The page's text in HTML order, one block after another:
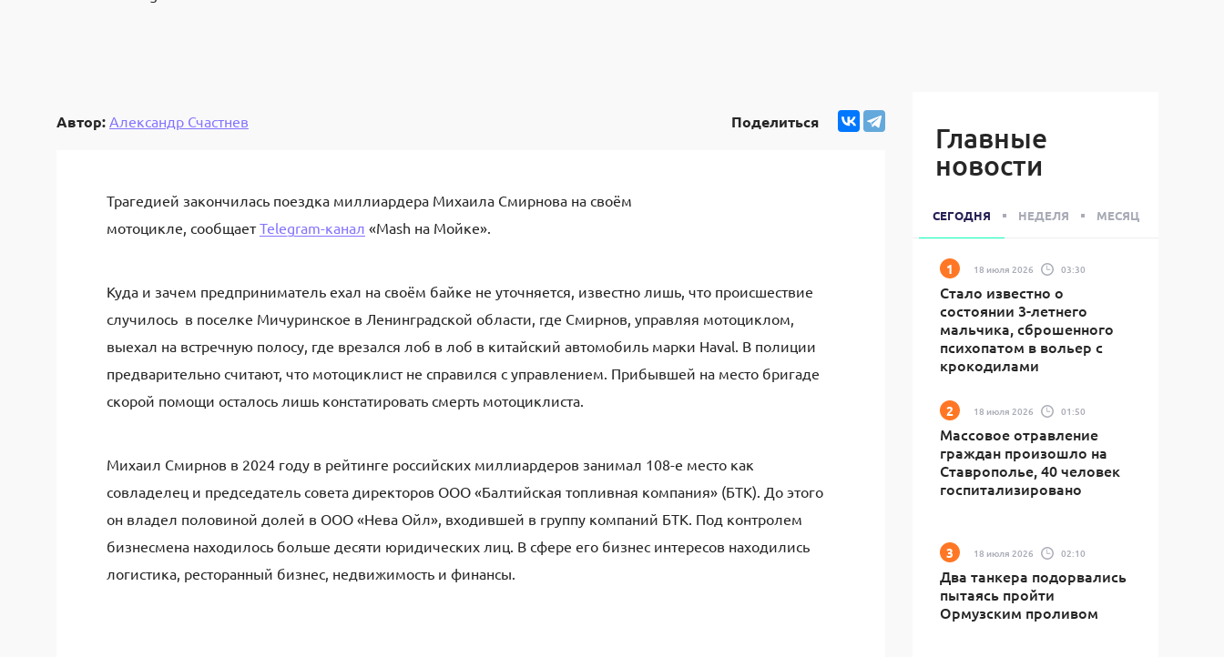
Автор: Александр Счастнев Поделиться
Трагедией закончилась поездка миллиардера Михаила Смирнова на своём
мотоцикле, сообщаетTelegram-канал «Mash на Мойке».
Куда и зачем предприниматель ехал на своём байке не уточняется, известно лишь, что происшествие
случилось в поселке Мичуринское в Ленинградской области, где Смирнов, управляя мотоциклом,
выехал на встречную полосу, где врезался лоб в лоб в китайский автомобиль марки Haval. В полиции
предварительно считают, что мотоциклист не справился с управлением. Прибывшей на место бригаде
скорой помощи осталось лишь констатировать смерть мотоциклиста.
Михаил Смирнов в 2024 году в рейтинге российских миллиардеров занимал 108-е место как
совладелец и председатель совета директоров ООО «Балтийская топливная компания» (БТК). До этого
он владел половиной долей в ООО «Нева Ойл», входившей в группу компаний БТК. Под контролем
бизнесмена находилось больше десяти юридических лиц. В сфере его бизнес интересов находились
логистика, ресторанный бизнес, недвижимость и финансы.
Главные
новости
СЕГОДНЯ НЕДЕЛЯ МЕСЯЦ
18 июля 2026 03:30
Стало известно о
состоянии 3-летнего
мальчика, сброшенного
психопатом в вольер с
крокодилами
18 июля 2026 01:50
Массовое отравление
граждан произошло на
Ставрополье, 40 человек
госпитализировано
18 июля 2026 02:10
Два танкера подорвались
пытаясь пройти
Ормузским проливом